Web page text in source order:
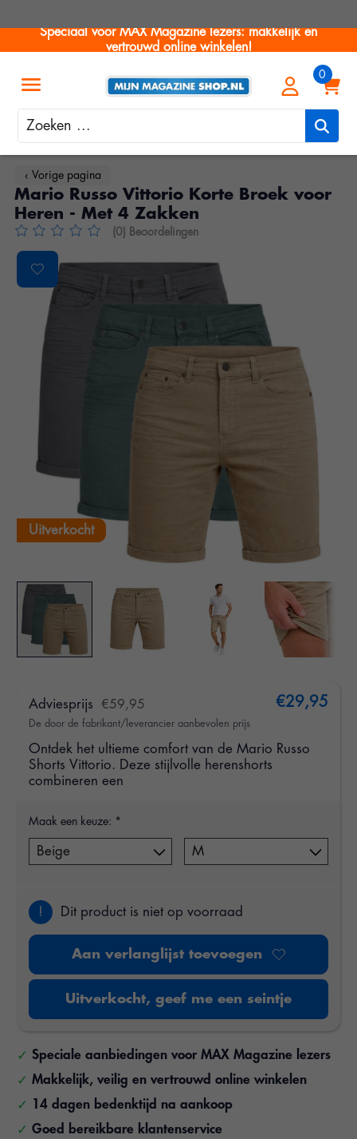
Speciaal voor MAX Magazine lezers: makkelijk en
vertrouwd online winkelen!
Zoeken
‹ Vorige pagina
Mario Russo Vittorio Korte Broek voor
Heren - Met 4 Zakken
De beoordeling van dit product is0van de 5
(0) Beoordelingen
Product image slideshow Items
Uitverkocht
Adviesprijs €59,95
De door de fabrikant/leverancier aanbevolen prijs
€29,95
Ontdek het ultieme comfort van de Mario Russo
Shorts Vittorio. Deze stijlvolle herenshorts
combineren een
Maak een keuze: *
! Dit product is niet op voorraad
Aan verlanglijst toevoegen
Uitverkocht, geef me een seintje
Speciale aanbiedingen voor MAX Magazine lezers
Makkelijk, veilig en vertrouwd online winkelen
14 dagen bedenktijd na aankoop
Goed bereikbare klantenservice